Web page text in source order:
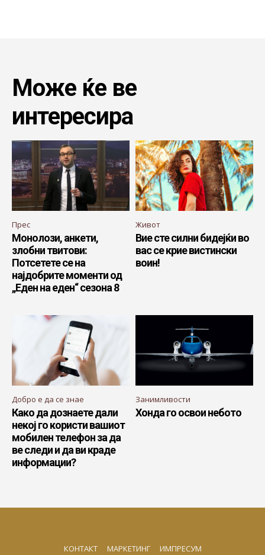
Може ќе ве
интересира
Прес
Монолози, анкети,
злобни твитови:
Потсетете се на
најдобрите моменти од
„Еден на еден“ сезона 8
Живот
Вие сте силни бидејќи во
вас се крие вистински
воин!
Добро е да се знае
Како да дознаете дали
некој го користи вашиот
мобилен телефон за да
ве следи и да ви краде
информации?
Занимливости
Хонда го освои небото
КОНТАКТ МАРКЕТИНГ ИМПРЕСУМ